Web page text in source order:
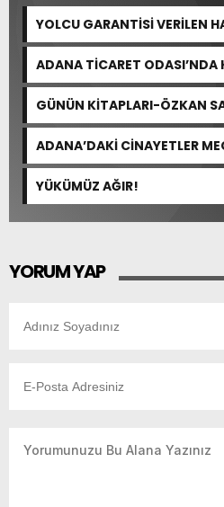
YOLCU GARANTİSİ VERİLEN
ÇIKARMA VAR
ADANA TİCARET ODASI’NDA
BEKLENİYOR
GÜNÜN KİTAPLARI-ÖZKAN
ADANA’DAKİ CİNAYETLER
YÜKÜMÜZ AĞIR!
YORUM YAP